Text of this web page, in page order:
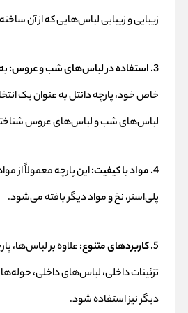
زیبایی و زیبایی لباس‌هایی که از آن
3. استفاده در لباس‌های شب و عروس:
خاص خود، پارچه دانتل به عنوان یک
لباس‌های شب و لباس‌های عروس
4. مواد با کیفیت:
این پارچه معمولاً از
پلی‌استر، نخ و مواد دیگر بافته می‌شود.
5. کاربردهای متنوع:
علاوه بر لباس‌ها،
تزئینات داخلی، لباس‌های داخلی،
دیگر نیز استفاده شود.